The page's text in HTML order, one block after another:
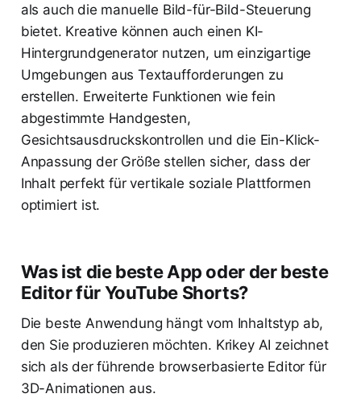
als auch die manuelle Bild-für-Bild-Steuerung
bietet. Kreative können auch einen KI-
Hintergrundgenerator nutzen, um einzigartige
Umgebungen aus Textaufforderungen zu
erstellen. Erweiterte Funktionen wie fein
abgestimmte Handgesten,
Gesichtsausdruckskontrollen und die Ein-Klick-
Anpassung der Größe stellen sicher, dass der
Inhalt perfekt für vertikale soziale Plattformen
optimiert ist.
Was ist die beste App oder der beste
Editor für YouTube Shorts?
Die beste Anwendung hängt vom Inhaltstyp ab,
den Sie produzieren möchten. Krikey AI zeichnet
sich als der führende browserbasierte Editor für
3D-Animationen aus.